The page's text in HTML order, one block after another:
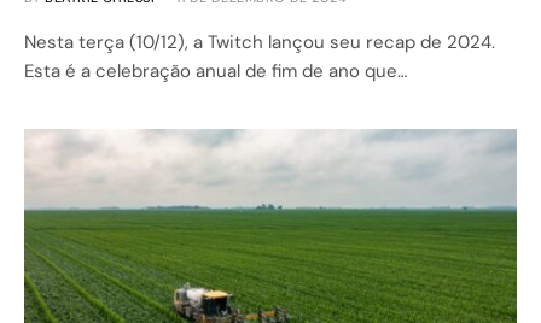
Nesta terça (10/12), a Twitch lançou seu recap de 2024.
Esta é a celebração anual de fim de ano que…